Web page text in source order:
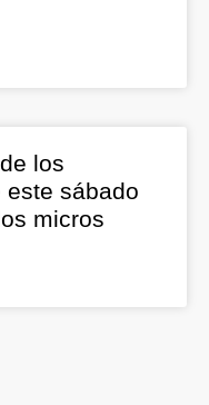
los
sábado
micros